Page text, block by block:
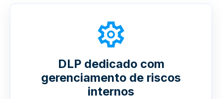
DLP dedicado com
gerenciamento de riscos
internos